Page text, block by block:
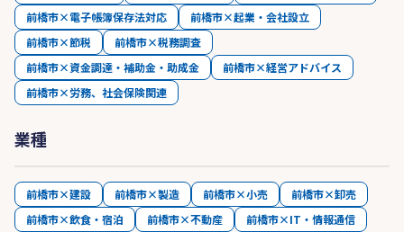
前橋市×電子帳簿保存法対応
前橋市×起業・会社設立
前橋市×節税
前橋市×税務調査
前橋市×資金調達・補助金・助成金
前橋市×経営アドバイス
前橋市×労務、社会保険関連
業種
前橋市×建設 前橋市×製造 前橋市×小売
前橋市×卸売
前橋市×飲食・宿泊
前橋市×不動産
前橋市×IT・情報通信